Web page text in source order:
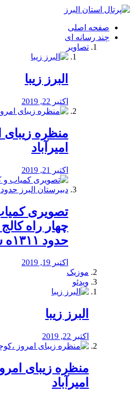
فصد
شرق
تهران
خشکشویی
صفحه اصلی
چند رسانه ای
تصاویر
البرز زیبا
اکتبر 22, 2019
منظره‌‌ زیبای
امیرآباد
اکتبر 21, 2019
️تصویری
چهار راه
حدود ۱۳۱۱ه ش
اکتبر 19, 2019
موزیک
ویدئو
البرز زیبا
اکتبر 22, 2019
منظره‌‌ زیبای
امیرآباد